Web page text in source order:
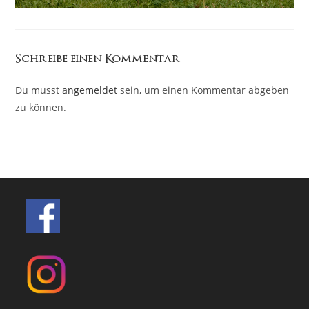
Schreibe einen Kommentar
Du musstangemeldet sein, um einen Kommentar abgeben
zu können.